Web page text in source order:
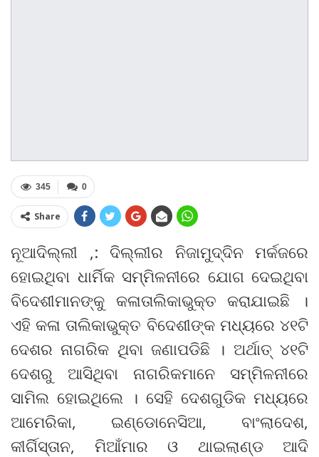
0
345
Share
ନୂଆଦିଲ୍ଲୀ ,: ଦିଲ୍ଲୀର ନିଜାମୁଦ୍ଦିନ ମର୍କଜରେ
ହୋଇଥିବା ଧାର୍ମିକ ସମ୍ମିଳନୀରେ ଯୋଗ ଦେଇଥିବା
ବିଦେଶୀମାନଙ୍କୁ କଳାତାଲିକାଭୁକ୍ତ କରାଯାଇଛି ।
ଏହି କଳା ତାଲିକାଭୁକ୍ତ ବିଦେଶୀଙ୍କ ମଧ୍ୟରେ ୪୧ଟି
ଦେଶର ନାଗରିକ ଥିବା ଜଣାପଡିଛି । ଅର୍ଥାତ୍ ୪୧ଟି
ଦେଶରୁ ଆସିଥିବା ନାଗରିକମାନେ ସମ୍ମିଳନୀରେ
ସାମିଲ ହୋଇଥିଲେ । ସେହି ଦେଶଗୁଡିକ ମଧ୍ୟରେ
ଆମେରିକା, ଇଣ୍ଡୋନେସିଆ, ବାଂଲାଦେଶ,
କୀର୍ଗିସ୍ତାନ, ମିଆଁମାର ଓ ଥାଇଲାଣ୍ଡ ଆଦି